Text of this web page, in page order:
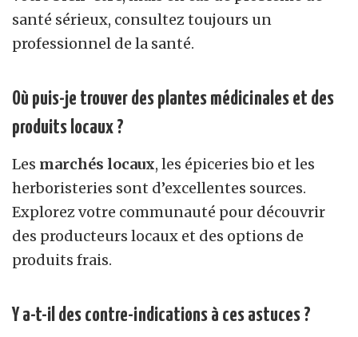
santé sérieux, consultez toujours un
professionnel de la santé.
Où puis-je trouver des plantes médicinales et des
produits locaux ?
Les marchés locaux, les épiceries bio et les
herboristeries sont d’excellentes sources.
Explorez votre communauté pour découvrir
des producteurs locaux et des options de
produits frais.
Y a-t-il des contre-indications à ces astuces ?